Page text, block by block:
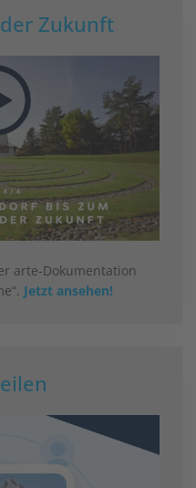
Zukunft
arte-Dokumentation
Jetzt ansehen!